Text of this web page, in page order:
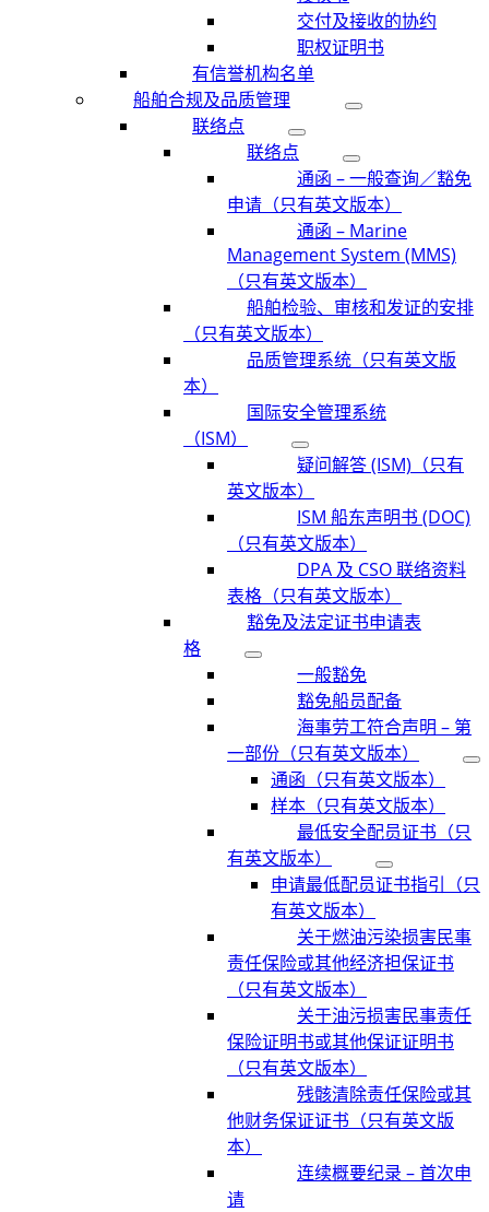
交付及接收的协约
职权证明书
有信誉机构名单
船舶合规及品质管理
联络点
联络点
通函 – 一般查询／豁免
申请（只有英文版本）
通函 – Marine
Management System (MMS)
（只有英文版本）
船舶检验、审核和发证的安排
（只有英文版本）
品质管理系统（只有英文版
本）
国际安全管理系统
（ISM）
疑问解答 (ISM)（只有
英文版本）
ISM 船东声明书 (DOC)
（只有英文版本）
DPA 及 CSO 联络资料
表格（只有英文版本）
豁免及法定证书申请表
格
一般豁免
豁免船员配备
海事劳工符合声明 – 第
一部份（只有英文版本）
通函（只有英文版本）
样本（只有英文版本）
最低安全配员证书（只
有英文版本）
申请最低配员证书指引（只
有英文版本）
关于燃油污染损害民事
责任保险或其他经济担保证书
（只有英文版本）
关于油污损害民事责任
保险证明书或其他保证证明书
（只有英文版本）
残骸清除责任保险或其
他财务保证证书（只有英文版
本）
连续概要纪录 – 首次申
请